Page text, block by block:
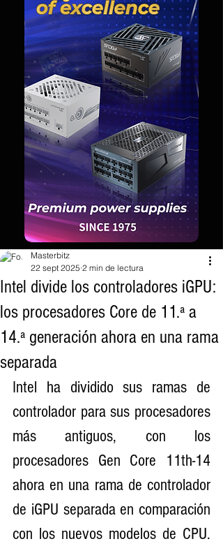
Intel divide los controladores iGPU:
los procesadores Core de 11.ª a
14.ª generación ahora en una rama
separada
Masterbitz
22 sept 2025 2 min de lectura
Intel ha dividido sus ramas de
controlador para sus procesadores
más antiguos, con los
procesadores Gen Core 11th-14
ahora en una rama de controlador
de iGPU separada en comparación
con los nuevos modelos de CPU.